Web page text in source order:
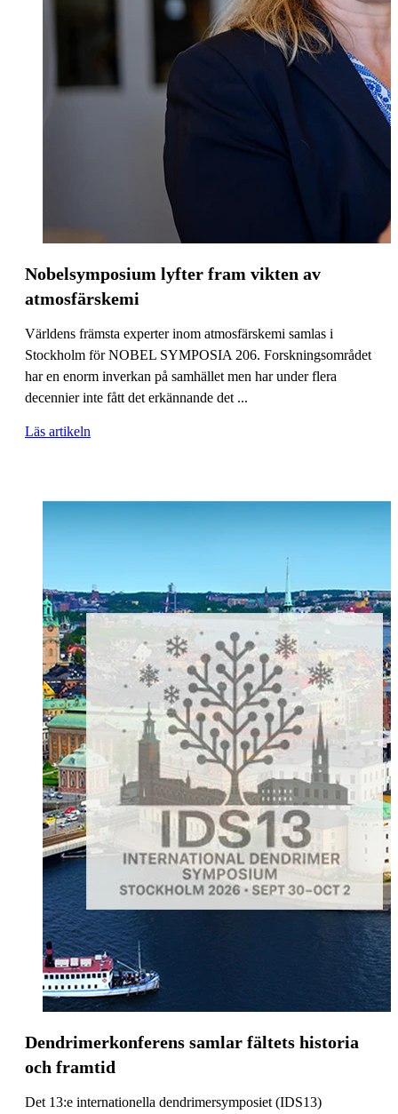
Nobelsymposium lyfter fram vikten av
atmosfärskemi
Världens främsta experter inom atmosfärskemi samlas i
Stockholm för NOBEL SYMPOSIA 206. Forskningsområdet
har en enorm inverkan på samhället men har under flera
decennier inte fått det erkännande det ...
Läs artikeln
Dendrimerkonferens samlar fältets historia
och framtid
Det 13:e internationella dendrimersymposiet (IDS13)